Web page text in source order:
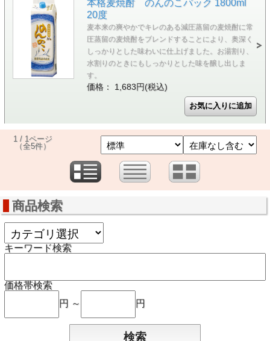
本格麦焼酎 のんのこパック 1800ml
20度
麦本来の爽やかでキレのある減圧蒸留の麦焼酎に常
圧蒸留の麦焼酎をブレンドすることにより、奥深く
しっかりとした味わいに仕上げました。お湯割り、
水割りのときにもしっかりとした味を醸し出しま
す。
価格： 1,683円(税込)
1 / 1ページ
（全5件）
商品検索
キーワード検索
価格帯検索
円 ～
円